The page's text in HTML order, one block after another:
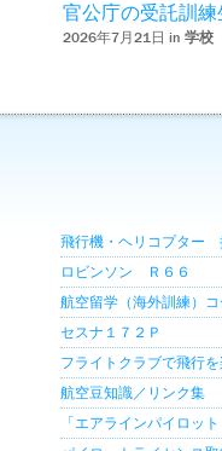
官公庁の受託訓
2026年7月21日 in 学校
飛行機・ヘリコプター
ロビンソン Ｒ６６
航空留学（海外訓練）コ
セスナ１７２Ｐ
フライトクラブで飛行
航空豆知識／リンク集
「エアラインパイロッ